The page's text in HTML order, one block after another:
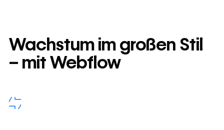
Wachstum im großen Stil
– mit Webflow